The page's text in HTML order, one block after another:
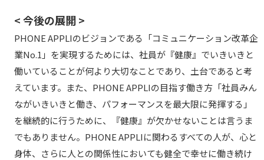
< 今後の展開 >
PHONE APPLIのビジョンである「コミュニケーション改革企
業No.1」を実現するためには、社員が『健康』でいきいきと
働いていることが何より大切なことであり、土台であると考
えています。また、PHONE APPLIの目指す働き方「社員みん
ながいきいきと働き、パフォーマンスを最大限に発揮する」
を継続的に行うために、『健康』が欠かせないことは言うま
でもありません。PHONE APPLIに関わるすべての人が、心と
身体、さらに人との関係性においても健全で幸せに働き続け